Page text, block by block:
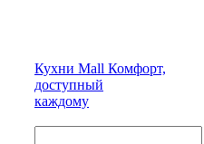
Кухни Mall Комфорт,
доступный
каждому